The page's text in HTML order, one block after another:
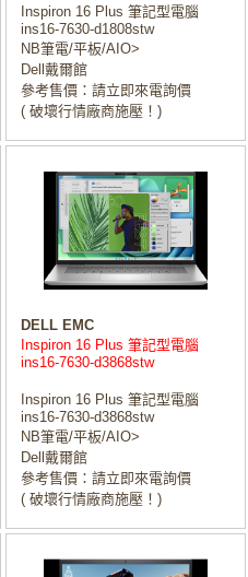
Inspiron 16 Plus 筆記型電腦
ins16-7630-d1808stw
NB筆電/平板/AIO>
Dell戴爾館
參考售價：請立即來電詢價
( 破壞行情廠商施壓！)
DELL EMC
Inspiron 16 Plus 筆記型電腦
ins16-7630-d3868stw
Inspiron 16 Plus 筆記型電腦
ins16-7630-d3868stw
NB筆電/平板/AIO>
Dell戴爾館
參考售價：請立即來電詢價
( 破壞行情廠商施壓！)